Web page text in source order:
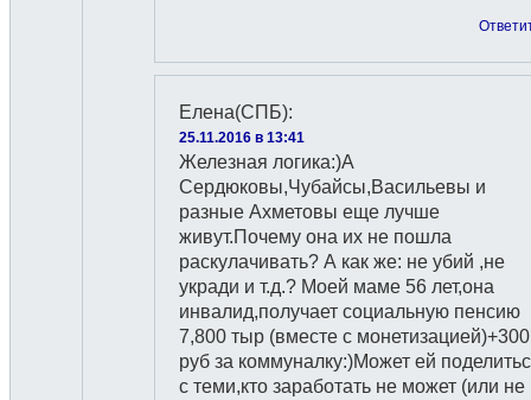
Елена(СПБ):
25.11.2016 в 13:41
Железная логика:)А
Сердюковы,Чубайсы,Васильевы и
разные Ахметовы еще лучше
живут.Почему она их не пошла
раскулачивать? А как же: не убий ,не
укради и т.д.? Моей маме 56 лет,она
инвалид,получает социальную пенсию
7,800 тыр (вместе с монетизацией)+300
руб за коммуналку:)Может ей
с теми,кто заработать не может (или не